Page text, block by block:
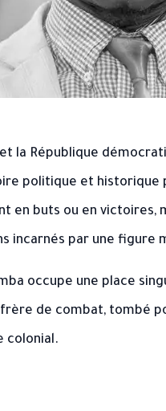
République
politique et
en buts ou en victoires,
incarnés par une figure
occupe une place
de combat, tombé
colonial.